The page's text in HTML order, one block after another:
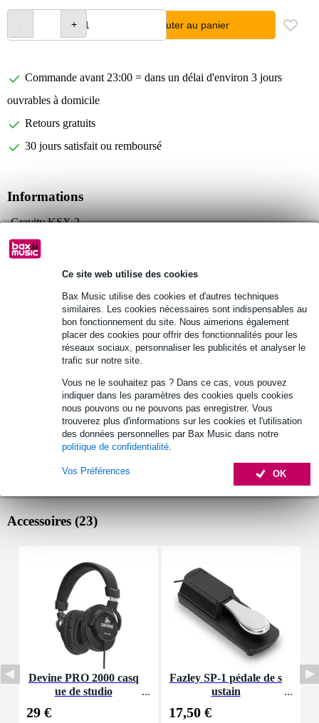
Ce site web utilise des cookies
Bax Music utilise des cookies et d'autres techniques
similaires. Les cookies nécessaires sont indispensables au
bon fonctionnement du site. Nous aimerions également
placer des cookies pour offrir des fonctionnalités pour les
réseaux sociaux, personnaliser les publicités et analyser le
trafic sur notre site.
Vous ne le souhaitez pas ? Dans ce cas, vous pouvez
indiquer dans les paramètres des cookies quels cookies
nous pouvons ou ne pouvons pas enregistrer. Vous
trouverez plus d'informations sur les cookies et l'utilisation
des données personnelles par Bax Music dans notre
politique de confidentialité.
OK
Vos Préférences
Ajouter au panier
Commande avant 23:00 = dans un délai d'environ 3 jours
ouvrables à domicile
Retours gratuits
30 jours satisfait ou remboursé
Informations
Gravity KSX 2
stand clavier
couleur : noir
Autres variantes (2)
Accessoires (23)
Devine PRO 2000 casq
ue de studio
29 €
Fazley SP-1 pédale de s
ustain
17,50 €